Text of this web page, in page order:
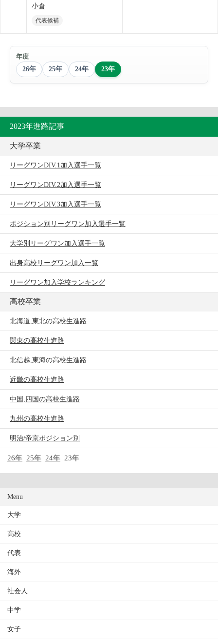
小倉
代表候補
年度
26年 25年 24年 23年
2023年進路記事
大学卒業
リーグワンDIV.1加入選手一覧
リーグワンDIV.2加入選手一覧
リーグワンDIV.3加入選手一覧
ポジション別リーグワン加入選手一覧
大学別リーグワン加入選手一覧
出身高校リーグワン加入一覧
リーグワン加入学校ランキング
高校卒業
北海道,東北の高校生進路
関東の高校生進路
北信越,東海の高校生進路
近畿の高校生進路
中国,四国の高校生進路
九州の高校生進路
明治/帝京ポジション別
26年 25年 24年 23年
Menu
大学
高校
代表
海外
社会人
中学
女子